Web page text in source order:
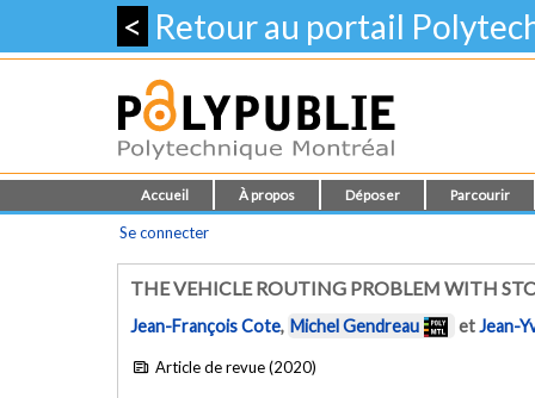
< Retour au portail
Accueil À propos Déposer Parcourir
Se connecter
THE VEHICLE ROUTING PROBLEM WITH
Jean-François Cote, Michel Gendreau etJean-
Article de revue (2020)